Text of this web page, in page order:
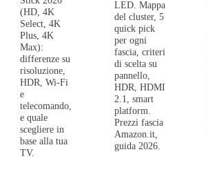
(HD, 4K
Select, 4K
Plus, 4K
Max):
differenze su
risoluzione,
HDR, Wi-Fi
e
telecomando,
e quale
scegliere in
base alla tua
TV.
LED. Mappa
del cluster, 5
quick pick
per ogni
fascia, criteri
di scelta su
pannello,
HDR, HDMI
2.1, smart
platform.
Prezzi fascia
Amazon.it,
guida 2026.